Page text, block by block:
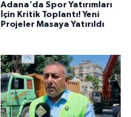
Adana'da Spor Yatırımları
İçin Kritik Toplantı! Yeni
Projeler Masaya Yatırıldı